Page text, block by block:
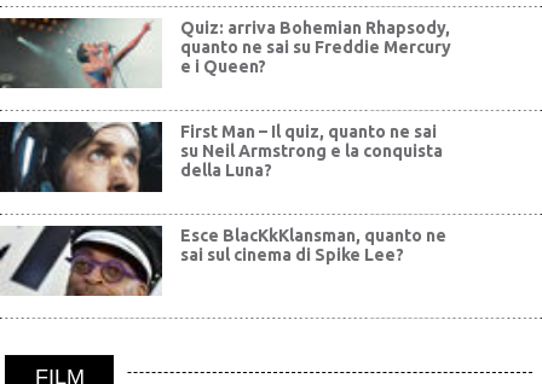
Quiz: arriva Bohemian Rhapsody,
quanto ne sai su Freddie Mercury
e i Queen?
First Man – Il quiz, quanto ne sai
su Neil Armstrong e la conquista
della Luna?
Esce BlacKkKlansman, quanto ne
sai sul cinema di Spike Lee?